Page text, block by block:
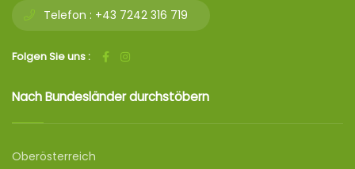
Telefon : +43 7242 316 719
Folgen Sie uns :
Nach Bundesländer durchstöbern
Oberösterreich